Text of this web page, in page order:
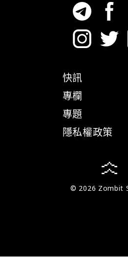
快訊
專欄
專題
隱私權政策
© 2026 Zombit